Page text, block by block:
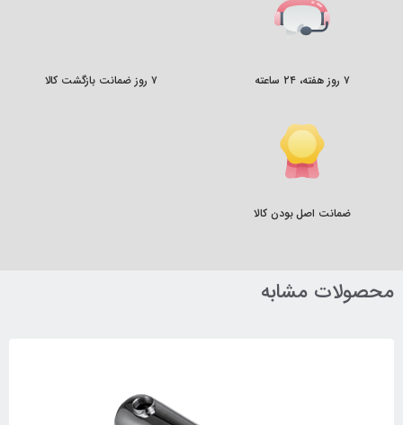
۷ روز هفته، ۲۴ ساعته ۷ روز ضمانت بازگشت کالا
ضمانت اصل بودن کالا
محصولات مشابه